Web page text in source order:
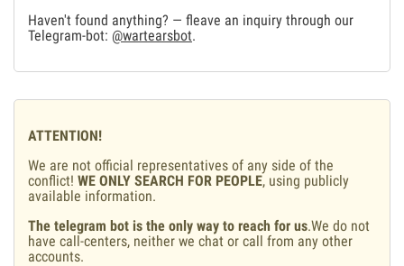
Haven't found anything? — fleave an inquiry through our
Telegram-bot: @wartearsbot.
ATTENTION!
We are not official representatives of any side of the
conflict! WE ONLY SEARCH FOR PEOPLE, using publicly
available information.
The telegram bot is the only way to reach for us.We do not
have call-centers, neither we chat or call from any other
accounts.